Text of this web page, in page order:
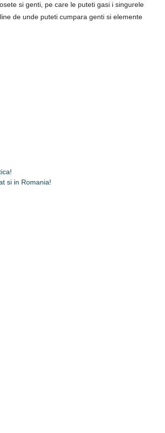
si genti, pe care le puteti gasi i singurele
de unde puteti cumpara genti si elemente
si in Romania!